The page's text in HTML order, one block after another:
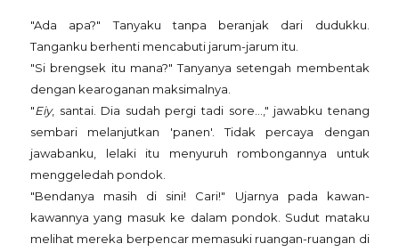
"Ada apa?" Tanyaku tanpa beranjak dari dudukku.
Tanganku berhenti mencabuti jarum-jarum itu.
"Si brengsek itu mana?" Tanyanya setengah membentak
dengan kearoganan maksimalnya.
"Eiy, santai. Dia sudah pergi tadi sore...," jawabku tenang
sembari melanjutkan 'panen'. Tidak percaya dengan
jawabanku, lelaki itu menyuruh rombongannya untuk
menggeledah pondok.
"Bendanya masih di sini! Cari!" Ujarnya pada kawan-
kawannya yang masuk ke dalam pondok. Sudut mataku
melihat mereka berpencar memasuki ruangan-ruangan di